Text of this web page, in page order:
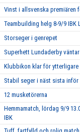
Vinst i allsvenska premiären
Teambuilding helg 8-9/9 IBK
Storseger i genrepet
Superhett Lundaderby
Klubbikon klar för ytterligare
Stabil seger i näst sista inför
12 musketörerna
Hemmamatch, lördag 9/9
IBK